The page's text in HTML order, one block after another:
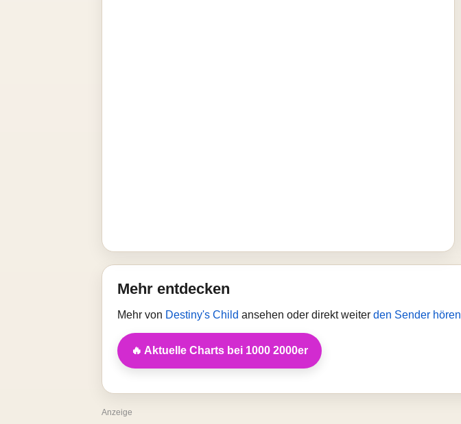
Mehr entdecken
Mehr von Destiny's Child ansehen oder direkt weiter den Sender hören
🔥 Aktuelle Charts bei 1000 2000er
Anzeige